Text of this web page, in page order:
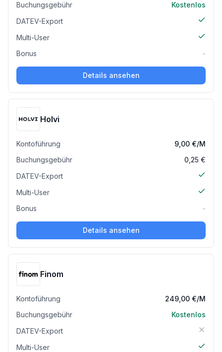
Buchungsgebühr
Kostenlos
DATEV-Export
Multi-User
Bonus
-
Details ansehen
Holvi
Kontoführung 9,00 €/M
Buchungsgebühr
0,25 €
DATEV-Export
Multi-User
Bonus
-
Details ansehen
Finom
Kontoführung 249,00 €/M
Buchungsgebühr
Kostenlos
DATEV-Export
Multi-User